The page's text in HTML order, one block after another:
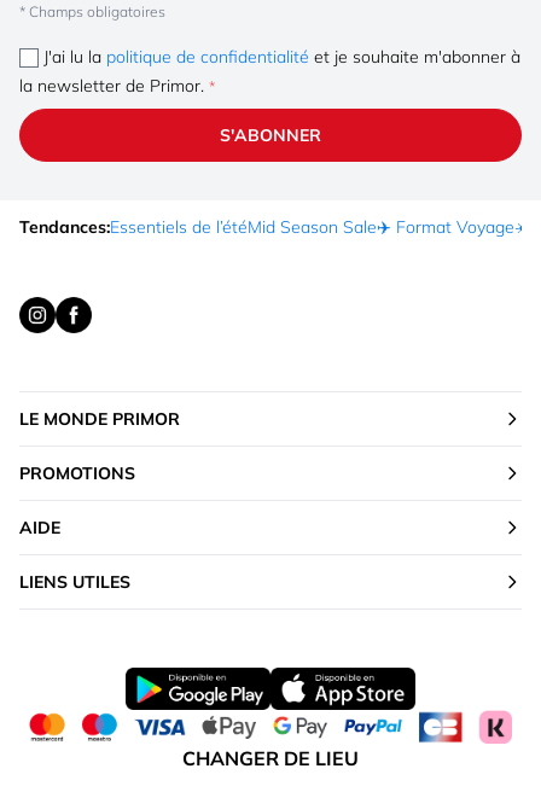
* Champs obligatoires
J'ai lu la politique de confidentialité et je souhaite m'abonner à
la newsletter de Primor.
S'ABONNER
Tendances:Essentiels de l’étéMid Season Sale✈️ Format Voyage☀️
LE MONDE PRIMOR
PROMOTIONS
AIDE
LIENS UTILES
CHANGER DE LIEU